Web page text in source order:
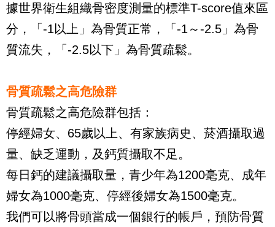
據世界衛生組織骨密度測量的標準T-score值來區
分，「-1以上」為骨質正常，「-1～-2.5」為骨
質流失，「-2.5以下」為骨質疏鬆。
骨質疏鬆之高危險群
骨質疏鬆之高危險群包括：
停經婦女、65歲以上、有家族病史、菸酒攝取過
量、缺乏運動，及鈣質攝取不足。
每日鈣的建議攝取量，青少年為1200毫克、成年
婦女為1000毫克、停經後婦女為1500毫克。
我們可以將骨頭當成一個銀行的帳戶，預防骨質